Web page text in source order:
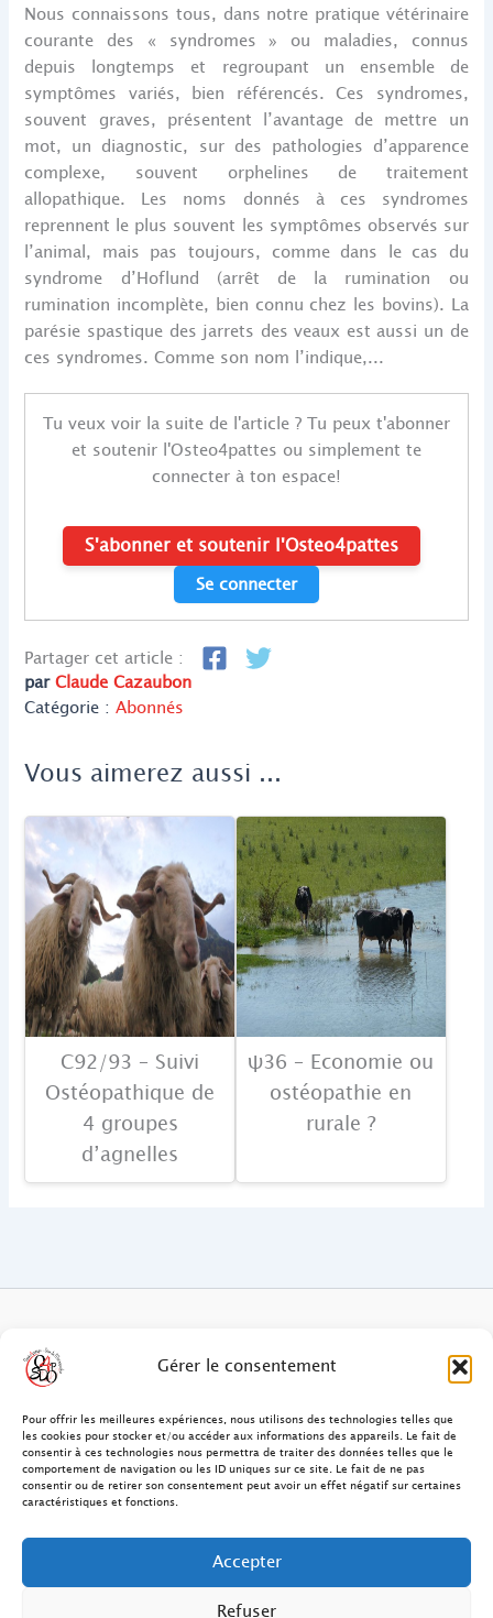
Gérer le consentement
Pour offrir les meilleures expériences, nous utilisons des technologies telles que
les cookies pour stocker et/ou accéder aux informations des appareils. Le fait de
consentir à ces technologies nous permettra de traiter des données telles que le
comportement de navigation ou les ID uniques sur ce site. Le fait de ne pas
consentir ou de retirer son consentement peut avoir un effet négatif sur certaines
caractéristiques et fonctions.
Accepter
Refuser
Nous connaissons tous, dans notre pratique vétérinaire
courante des « syndromes » ou maladies, connus
depuis longtemps et regroupant un ensemble de
symptômes variés, bien référencés. Ces syndromes,
souvent graves, présentent l’avantage de mettre un
mot, un diagnostic, sur des pathologies d’apparence
complexe, souvent orphelines de traitement
allopathique. Les noms donnés à ces syndromes
reprennent le plus souvent les symptômes observés sur
l’animal, mais pas toujours, comme dans le cas du
syndrome d’Hoflund (arrêt de la rumination ou
rumination incomplète, bien connu chez les bovins). La
parésie spastique des jarrets des veaux est aussi un de
ces syndromes. Comme son nom l’indique,...
Tu veux voir la suite de l'article ? Tu peux t'abonner
et soutenir l'Osteo4pattes ou simplement te
connecter à ton espace!
S'abonner et soutenir l'Osteo4pattes
Se connecter
Partager cet article :
parClaude Cazaubon
Catégorie :Abonnés
Vous aimerez aussi ...
C92/93 – Suivi
Ostéopathique de
4 groupes
d’agnelles
ψ36 – Economie ou
ostéopathie en
rurale ?
Contact
FAQ Ostéopathie Humaine
Mentions Légales